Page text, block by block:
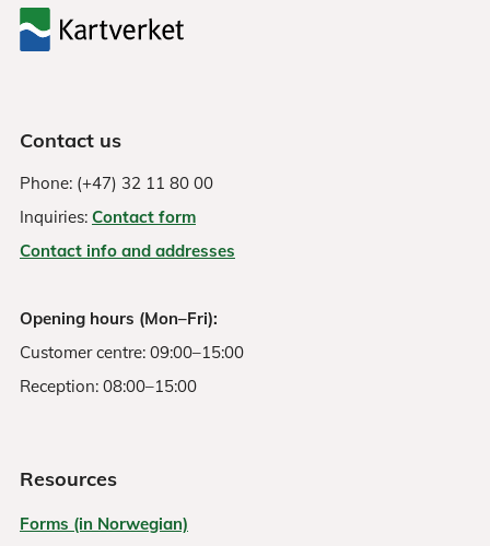
Contact us
Phone: (+47) 32 11 80 00
Inquiries: Contact form
Contact info and addresses
Opening hours (Mon–Fri):
Customer centre: 09:00–15:00
Reception: 08:00–15:00
Resources
Forms (in Norwegian)